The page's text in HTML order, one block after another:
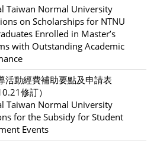
Taiwan Normal University
on Scholarships for NTNU
Enrolled in Master’s
with Outstanding Academic
活動經費補助要點及申請表
修訂）
Taiwan Normal University
for the Subsidy for Student
Events